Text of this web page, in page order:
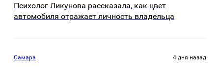
Психолог Ликунова рассказала, как цвет
автомобиля отражает личность владельца
Самара 4 дня назад